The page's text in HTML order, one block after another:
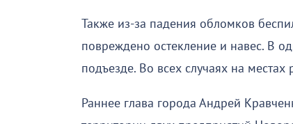
Также из-за падения обломков
повреждено остекление и навес. В
подъезде. Во всех случаях на
Раннее глава города Андрей